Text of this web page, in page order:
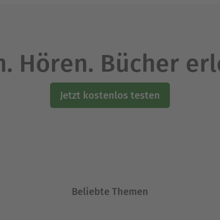
Hören. Bücher
Jetzt kostenlos testen
Beliebte Themen